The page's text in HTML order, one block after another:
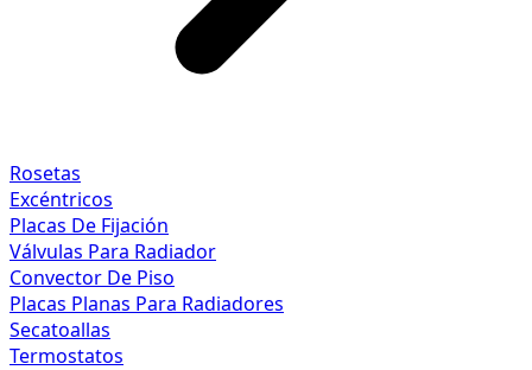
Rosetas
Excéntricos
Placas De Fijación
Válvulas Para Radiador
Convector De Piso
Placas Planas Para Radiadores
Secatoallas
Termostatos